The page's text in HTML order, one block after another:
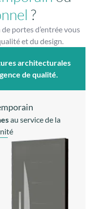
?
portes d’entrée vous
et du design.
architecturales
de qualité.
au service de la